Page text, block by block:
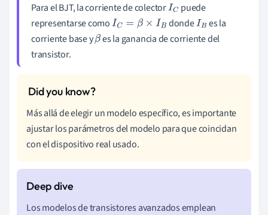
Para el BJT, la corriente de colectorIC puede
representarse comoIC= β× B dondeIB es la
corriente base yβes la ganancia de corriente del
transistor.
Más allá de elegir un modelo específico, es importante
ajustar los parámetros del modelo para que coincidan
con el dispositivo real usado.
Los modelos de transistores avanzados emplean